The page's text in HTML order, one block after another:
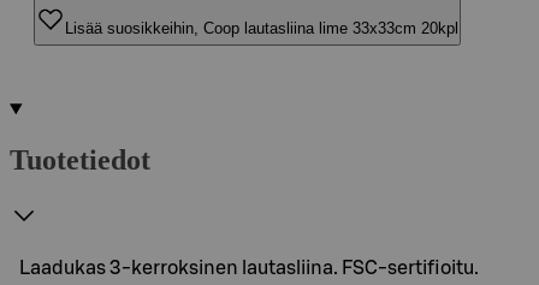
Lisää suosikkeihin, Coop lautasliina lime 33x33cm 20kpl
Tuotetiedot
Laadukas 3-kerroksinen lautasliina. FSC-sertifioitu.